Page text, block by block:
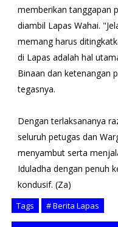
memberikan tanggapan
diambil Lapas Wahai.
memang harus
di Lapas adalah hal
Binaan dan ketenangan
tegasnya.
‎​Dengan terlaksananya
seluruh petugas dan
menyambut serta
Iduladha dengan penuh
kondusif. (Za)
Tags # Berita Lapas